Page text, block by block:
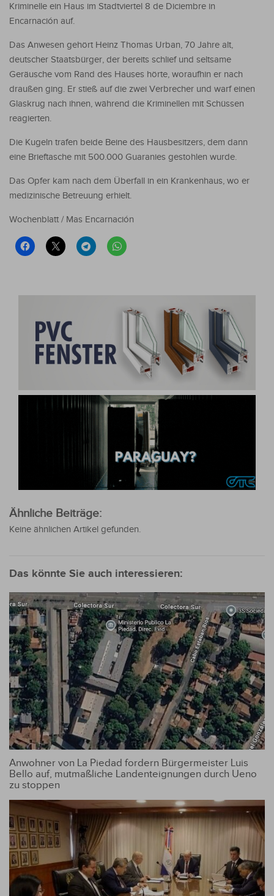
Kriminelle ein Haus im Stadtviertel 8 de Diciembre in
Encarnación auf.
Das Anwesen gehört Heinz Thomas Urban, 70 Jahre alt,
deutscher Staatsbürger, der bereits schlief und seltsame
Geräusche vom Rand des Hauses hörte, woraufhin er nach
draußen ging. Er stieß auf die zwei Verbrecher und warf einen
Glaskrug nach ihnen, während die Kriminellen mit Schüssen
reagierten.
Die Kugeln trafen beide Beine des Hausbesitzers, dem dann
eine Brieftasche mit 500.000 Guaranies gestohlen wurde.
Das Opfer kam nach dem Überfall in ein Krankenhaus, wo er
medizinische Betreuung erhielt.
Wochenblatt / Mas Encarnación
Ähnliche Beiträge:
Keine ähnlichen Artikel gefunden.
Das könnte Sie auch interessieren:
Anwohner von La Piedad fordern Bürgermeister Luis
Bello auf, mutmaßliche Landenteignungen durch Ueno
zu stoppen